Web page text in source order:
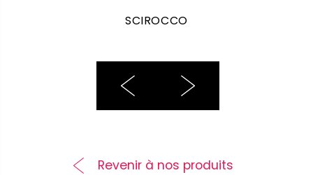
SCIROCCO
Revenir à nos produits